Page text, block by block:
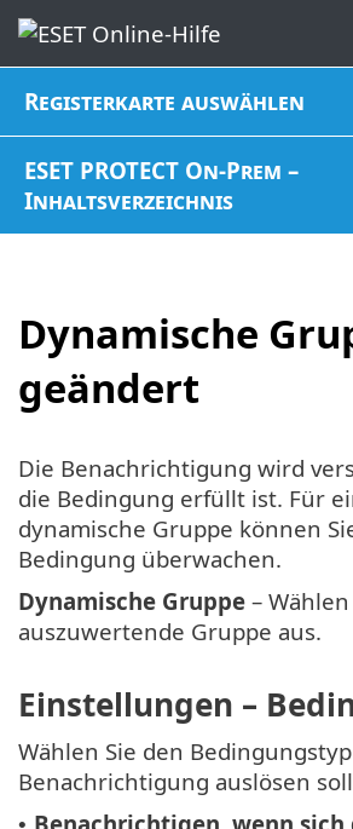
Registerkarte auswählen
ESET PROTECT On-Prem –
Inhaltsverzeichnis
Dynamische
geändert
Die Benachrichtigung wird
die Bedingung erfüllt ist. Für
dynamische Gruppe können
Bedingung überwachen.
Dynamische Gruppe –
auszuwertende Gruppe aus.
Einstellungen –
Wählen Sie den
Benachrichtigung auslösen